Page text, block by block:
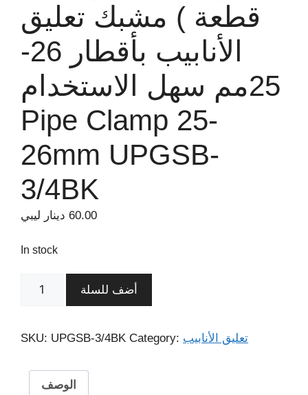
قطعة ) مشبك تعليق
الأنابيب بأقطار 26-
25مم سهل الاستخدام
Pipe Clamp 25-
26mm UPGSB-
3/4BK
60.00 دينار ليبي
In stock
أضف للسلة
SKU: UPGSB-3/4BK Category: تعليق الأنابيب
الوصف